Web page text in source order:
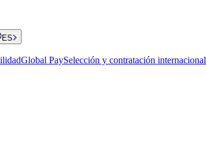
ES
Global PaySelección y contratación internacional